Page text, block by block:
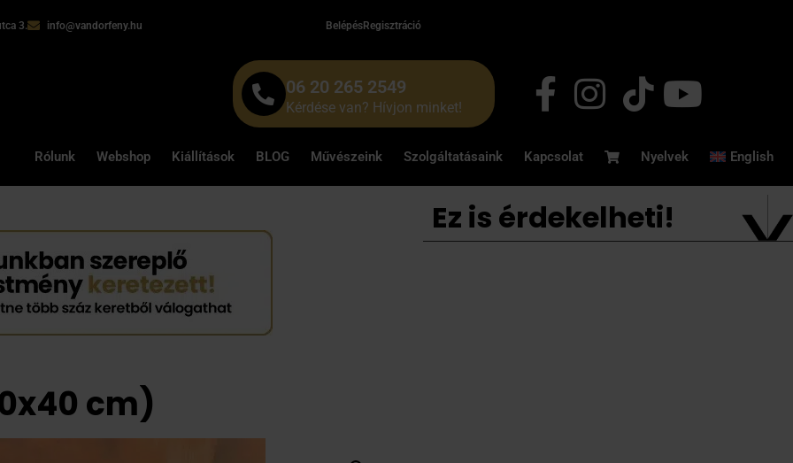
3. info@vandorfeny.hu BelépésRegisztráció
06 20 265 2549
Kérdése van? Hívjon minket!
Rólunk Webshop Kiállítások BLOG Művészeink Szolgáltatásaink Kapcsolat Nyelvek English
cm)
Ez is érdekelheti!